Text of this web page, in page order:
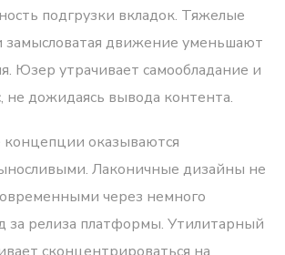
подгрузки вкладок. Тяжелые
замысловатая движение уменьшают
Юзер утрачивает самообладание и
не дожидаясь вывода контента.
оказываются
Лаконичные дизайны не
через немного
за релиза платформы. Утилитарный